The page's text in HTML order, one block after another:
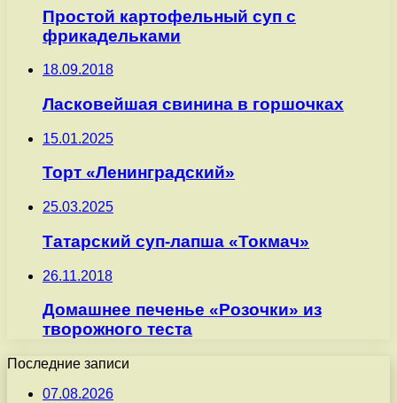
Простой картофельный суп с
фрикадельками
18.09.2018
Ласковейшая свинина в горшочках
15.01.2025
Торт «Ленинградский»
25.03.2025
Татарский суп-лапша «Токмач»
26.11.2018
Домашнее печенье «Розочки» из
творожного теста
Последние записи
07.08.2026